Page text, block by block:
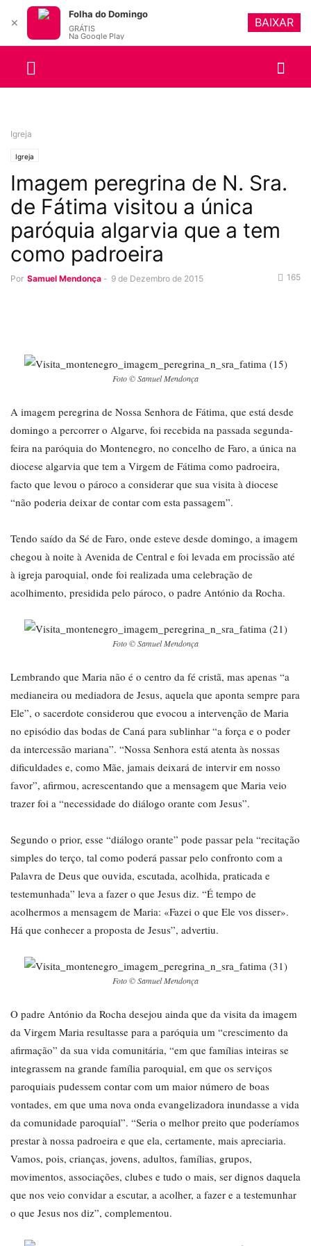
Igreja
Igreja
Imagem peregrina de N. Sra.
de Fátima visitou a única
paróquia algarvia que a tem
como padroeira
Por Samuel Mendonça - 9 de Dezembro de 2015 165
Foto © Samuel Mendonça
A imagem peregrina de Nossa Senhora de Fátima, que está desde
domingo a percorrer o Algarve, foi recebida na passada segunda-
feira na paróquia do Montenegro, no concelho de Faro, a única na
diocese algarvia que tem a Virgem de Fátima como padroeira,
facto que levou o pároco a considerar que sua visita à diocese
“não poderia deixar de contar com esta passagem”.
Tendo saído da Sé de Faro, onde esteve desde domingo, a imagem
chegou à noite à Avenida de Central e foi levada em procissão até
à igreja paroquial, onde foi realizada uma celebração de
acolhimento, presidida pelo pároco, o padre António da Rocha.
Foto © Samuel Mendonça
Lembrando que Maria não é o centro da fé cristã, mas apenas “a
medianeira ou mediadora de Jesus, aquela que aponta sempre para
Ele”, o sacerdote considerou que evocou a intervenção de Maria
no episódio das bodas de Caná para sublinhar “a força e o poder
da intercessão mariana”. “Nossa Senhora está atenta às nossas
dificuldades e, como Mãe, jamais deixará de intervir em nosso
favor”, afirmou, acrescentando que a mensagem que Maria veio
trazer foi a “necessidade do diálogo orante com Jesus”.
Segundo o prior, esse “diálogo orante” pode passar pela “recitação
simples do terço, tal como poderá passar pelo confronto com a
Palavra de Deus que ouvida, escutada, acolhida, praticada e
testemunhada” leva a fazer o que Jesus diz. “É tempo de
acolhermos a mensagem de Maria: «Fazei o que Ele vos disser».
Há que conhecer a proposta de Jesus”, advertiu.
Foto © Samuel Mendonça
O padre António da Rocha desejou ainda que da visita da imagem
da Virgem Maria resultasse para a paróquia um “crescimento da
afirmação” da sua vida comunitária, “em que famílias inteiras se
integrassem na grande família paroquial, em que os serviços
paroquiais pudessem contar com um maior número de boas
vontades, em que uma nova onda evangelizadora inundasse a vida
da comunidade paroquial”. “Seria o melhor preito que poderíamos
prestar à nossa padroeira e que ela, certamente, mais apreciaria.
Vamos, pois, crianças, jovens, adultos, famílias, grupos,
movimentos, associações, clubes e tudo o mais, ser dignos daquela
que nos veio convidar a escutar, a acolher, a fazer e a testemunhar
o que Jesus nos diz”, complementou.
✕
Folha do Domingo
GRÁTIS
Na Google Play
BAIXAR